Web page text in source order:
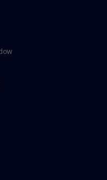
dolor. Aenean massa.